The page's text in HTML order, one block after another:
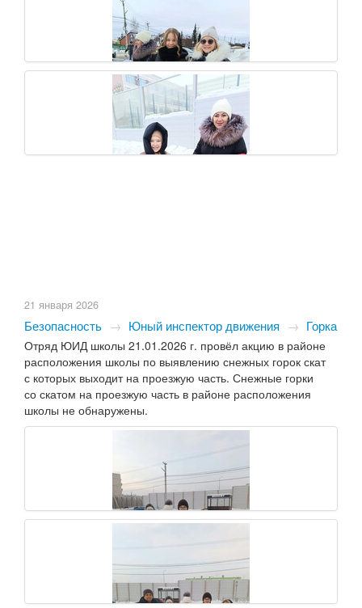
21 января 2026
Безопасность → Юный инспектор движения → Горка
Отряд ЮИД школы 21.01.2026 г. провёл акцию в районе
расположения школы по выявлению снежных горок скат
с которых выходит на проезжую часть. Снежные горки
со скатом на проезжую часть в районе расположения
школы не обнаружены.